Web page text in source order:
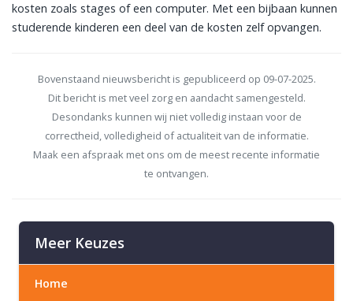
kosten zoals stages of een computer. Met een bijbaan kunnen
studerende kinderen een deel van de kosten zelf opvangen.
Bovenstaand nieuwsbericht is gepubliceerd op 09-07-2025.
Dit bericht is met veel zorg en aandacht samengesteld.
Desondanks kunnen wij niet volledig instaan voor de
correctheid, volledigheid of actualiteit van de informatie.
Maak een afspraak met ons om de meest recente informatie
te ontvangen.
Meer Keuzes
Home